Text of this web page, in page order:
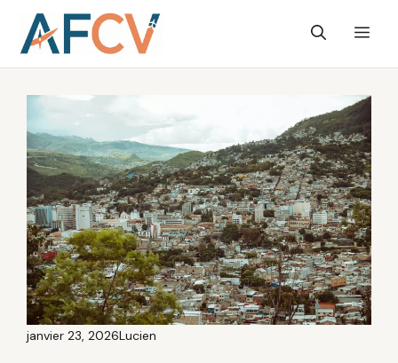
contenu
janvier 23, 2026Lucien